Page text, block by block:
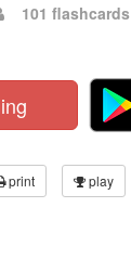
101 flashcards
print play